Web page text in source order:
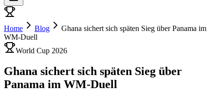
Home Blog
Ghana sichert sich späten Sieg über Panama im
WM-Duell
World Cup 2026
Ghana sichert sich späten Sieg über
Panama im WM-Duell